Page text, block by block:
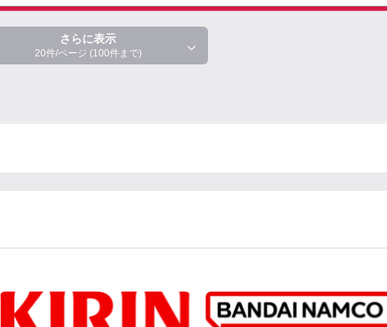
さらに表示
20件/ページ (100件まで)